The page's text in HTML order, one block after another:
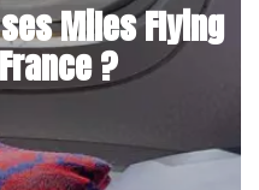
Miles Flying
?